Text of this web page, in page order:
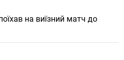
на виїзний матч до